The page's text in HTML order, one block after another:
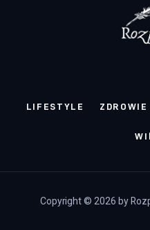
LIFESTYLE ZDROWIE
Copyright © 2026 by